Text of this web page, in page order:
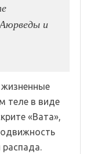
и
теле в виде
«Вата»,
распада.